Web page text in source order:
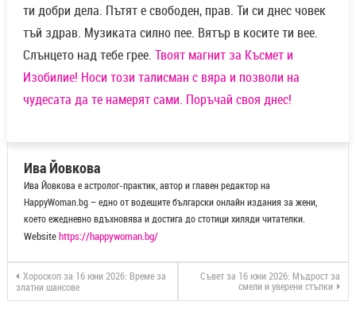
ти добри дела. Пътят е свободен, прав. Ти си днес човек
тъй здрав. Музиката силно пее. Вятър в косите ти вее.
Слънцето над тебе грее. Твоят магнит за Късмет и
Изобилие! Носи този талисман с вяра и позволи на
чудесата да те намерят сами. Поръчай своя днес!
Ива Йовкова
Ива Йовкова е астролог-практик, автор и главен редактор на
HappyWoman.bg – едно от водещите български онлайн издания за жени,
което ежедневно вдъхновява и достига до стотици хиляди читателки.
Websitehttps://happywoman.bg/
Хороскоп за 16 юни 2026: Време за
златни шансове
Съвет за 16 юни 2026: Мъдрост за
смели и уверени стъпки